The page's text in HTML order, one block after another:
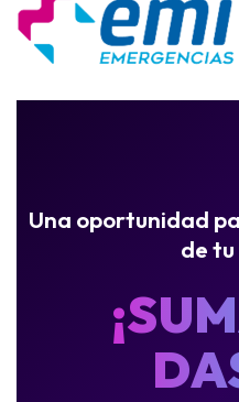
Una oportunidad
de